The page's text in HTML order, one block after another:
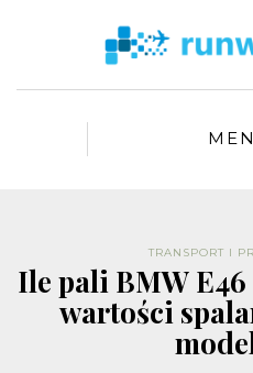
TRANSPORT I
Ile pali BMW
wartości